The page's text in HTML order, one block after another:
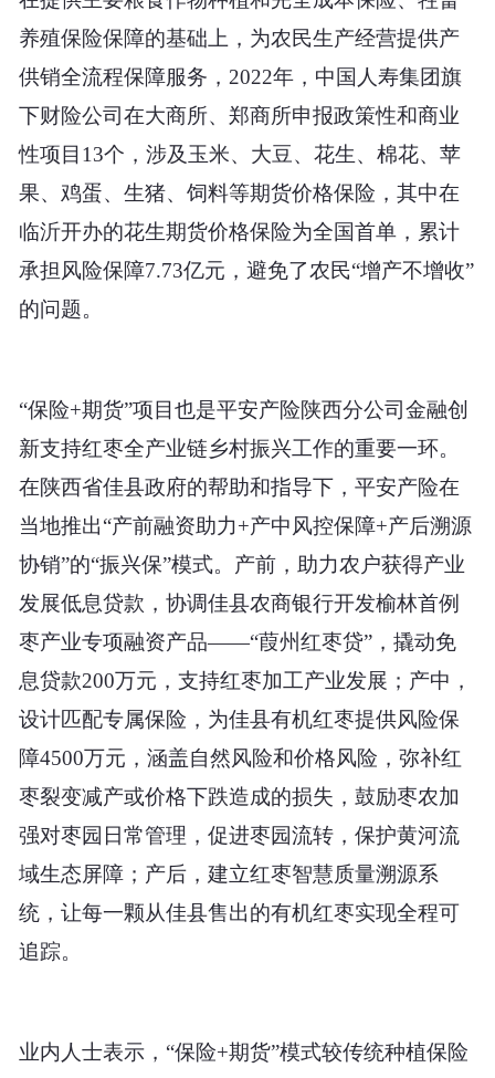
养殖保险保障的基础上，为农民生产经营提供产
供销全流程保障服务，2022年，中国人寿集团旗
下财险公司在大商所、郑商所申报政策性和商业
性项目13个，涉及玉米、大豆、花生、棉花、苹
果、鸡蛋、生猪、饲料等期货价格保险，其中在
临沂开办的花生期货价格保险为全国首单，累计
承担风险保障7.73亿元，避免了农民“增产不增收”
的问题。
“保险+期货”项目也是平安产险陕西分公司金融创
新支持红枣全产业链乡村振兴工作的重要一环。
在陕西省佳县政府的帮助和指导下，平安产险在
当地推出“产前融资助力+产中风控保障+产后溯源
协销”的“振兴保”模式。产前，助力农户获得产业
发展低息贷款，协调佳县农商银行开发榆林首例
枣产业专项融资产品——“葭州红枣贷”，撬动免
息贷款200万元，支持红枣加工产业发展；产中，
设计匹配专属保险，为佳县有机红枣提供风险保
障4500万元，涵盖自然风险和价格风险，弥补红
枣裂变减产或价格下跌造成的损失，鼓励枣农加
强对枣园日常管理，促进枣园流转，保护黄河流
域生态屏障；产后，建立红枣智慧质量溯源系
统，让每一颗从佳县售出的有机红枣实现全程可
追踪。
业内人士表示， “保险+期货”模式较传统种植保险